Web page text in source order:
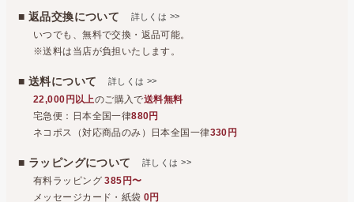
■ 返品交換について 詳しくは >>
いつでも、無料で交換・返品可能。
※送料は当店が負担いたします。
■ 送料について 詳しくは >>
22,000円以上のご購入で送料無料
宅急便：日本全国一律880円
ネコポス（対応商品のみ）日本全国一律330円
■ ラッピングについて詳しくは>>
有料ラッピング385円〜
メッセージカード・紙袋0円